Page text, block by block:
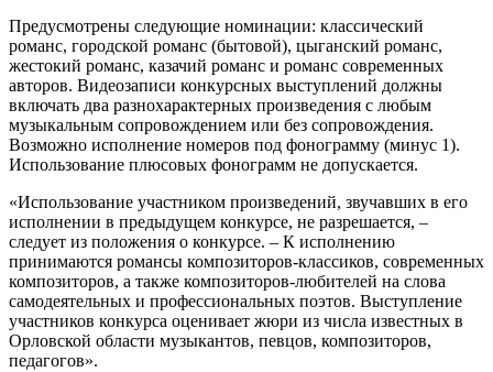
Предусмотрены следующие номинации: классический
романс, городской романс (бытовой), цыганский романс,
жестокий романс, казачий романс и романс современных
авторов. Видеозаписи конкурсных выступлений должны
включать два разнохарактерных произведения с любым
музыкальным сопровождением или без сопровождения.
Возможно исполнение номеров под фонограмму (минус 1).
Использование плюсовых фонограмм не допускается.
«Использование участником произведений, звучавших в его
исполнении в предыдущем конкурсе, не разрешается, –
следует из положения о конкурсе. – К исполнению
принимаются романсы композиторов-классиков, современных
композиторов, а также композиторов-любителей на слова
самодеятельных и профессиональных поэтов. Выступление
участников конкурса оценивает жюри из числа известных в
Орловской области музыкантов, певцов, композиторов,
педагогов».